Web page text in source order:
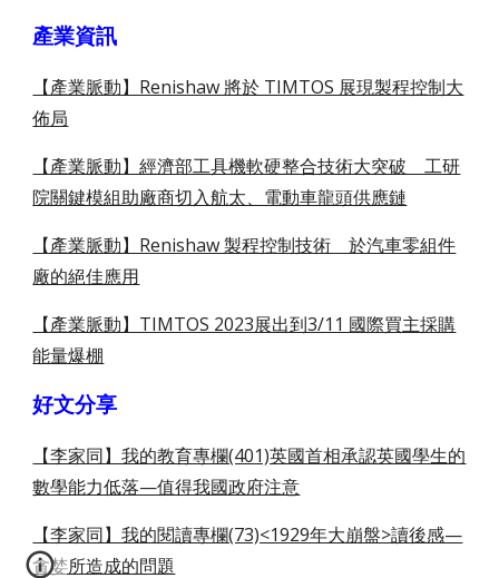
產業資訊
【產業脈動】Renishaw 將於 TIMTOS 展現製程控制大
佈局
【產業脈動】經濟部工具機軟硬整合技術大突破 工研
院關鍵模組助廠商切入航太、電動車龍頭供應鏈
【產業脈動】Renishaw 製程控制技術 於汽車零組件
廠的絕佳應用
【產業脈動】TIMTOS 2023展出到3/11 國際買主採購
能量爆棚
好文分享
【李家同】我的教育專欄(401)英國首相承認英國學生的
數學能力低落—值得我國政府注意
【李家同】我的閱讀專欄(73)<1929年大崩盤>讀後感—
貪婪所造成的問題